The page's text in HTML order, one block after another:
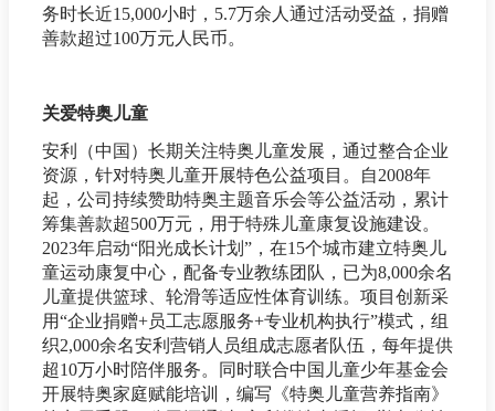
务时长近15,000小时，5.7万余人通过活动受益，捐赠
善款超过100万元人民币。
关爱特奥儿童
安利（中国）长期关注特奥儿童发展，通过整合企业
资源，针对特奥儿童开展特色公益项目。自2008年
起，公司持续赞助特奥主题音乐会等公益活动，累计
筹集善款超500万元，用于特殊儿童康复设施建设。
2023年启动“阳光成长计划”，在15个城市建立特奥儿
童运动康复中心，配备专业教练团队，已为8,000余名
儿童提供篮球、轮滑等适应性体育训练。项目创新采
用“企业捐赠+员工志愿服务+专业机构执行”模式，组
织2,000余名安利营销人员组成志愿者队伍，每年提供
超10万小时陪伴服务。同时联合中国儿童少年基金会
开展特奥家庭赋能培训，编写《特奥儿童营养指南》